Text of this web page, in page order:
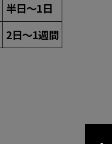
半日〜1日
2日〜1週間